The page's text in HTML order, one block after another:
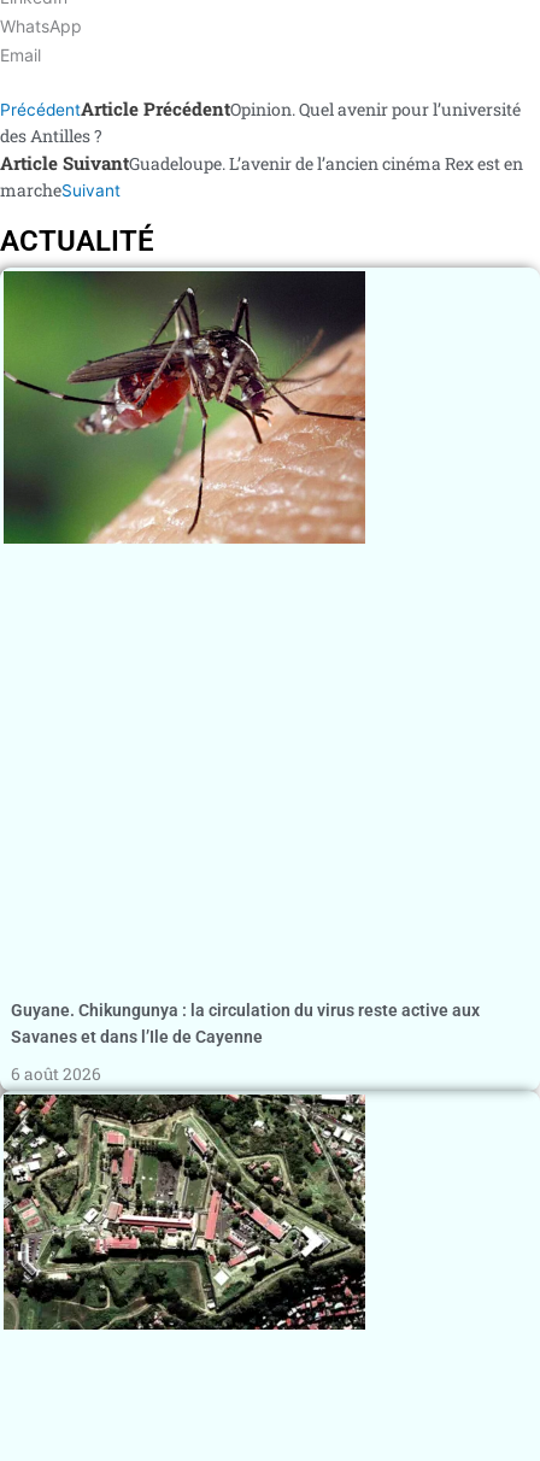
WhatsApp
Email
PrécédentArticle PrécédentOpinion. Quel avenir pour l’université
des Antilles ?
Article SuivantGuadeloupe. L’avenir de l’ancien cinéma Rex est en
marcheSuivant
ACTUALITÉ
Guyane. Chikungunya : la circulation du virus reste active aux
Savanes et dans l’Ile de Cayenne
6 août 2026